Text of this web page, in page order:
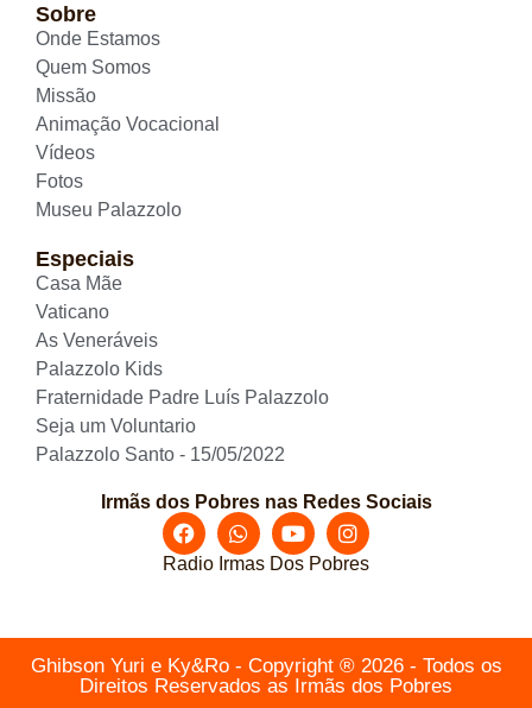
Sobre
Onde Estamos
Quem Somos
Missão
Animação Vocacional
Vídeos
Fotos
Museu Palazzolo
Especiais
Casa Mãe
Vaticano
As Veneráveis
Palazzolo Kids
Fraternidade Padre Luís Palazzolo
Seja um Voluntario
Palazzolo Santo - 15/05/2022
Irmãs dos Pobres nas Redes Sociais
Radio Irmas Dos Pobres
Ghibson Yuri e Ky&Ro - Copyright ® 2026 - Todos os
Direitos Reservados as Irmãs dos Pobres